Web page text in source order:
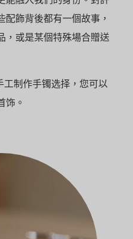
配飾背後都有一個故事，
，或是某個特殊場合贈送
制作手镯选择，您可以
饰。